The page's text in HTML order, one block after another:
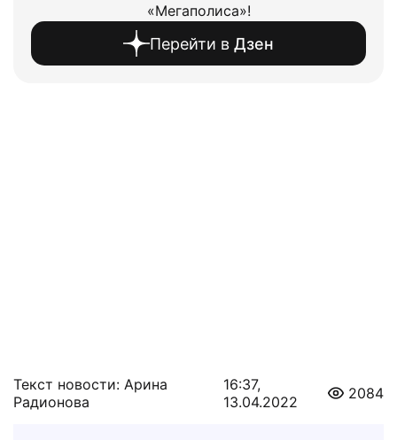
«Мегаполиса»!
Перейти в Дзен
Текст новости: Арина
Радионова
16:37,
13.04.2022
2084